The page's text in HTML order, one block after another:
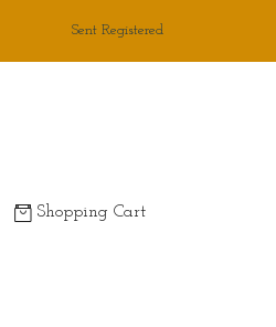
Sent Registered
Shopping Cart